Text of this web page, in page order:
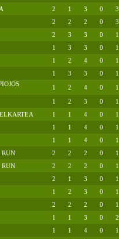
2 1 3 0 3
2 2 2 0 3
2 3 3 0 1
1 3 3 0 1
1 2 4 0 1
1 3 3 0 1
1 2 4 0 1
1 2 3 0 1
1 1 4 0 1
1 1 4 0 1
1 1 4 0 1
2 2 2 0 1
2 2 2 0 1
2 1 3 0 1
1 2 3 0 1
2 2 2 0 1
1 1 3 0 2
1 1 4 0 1